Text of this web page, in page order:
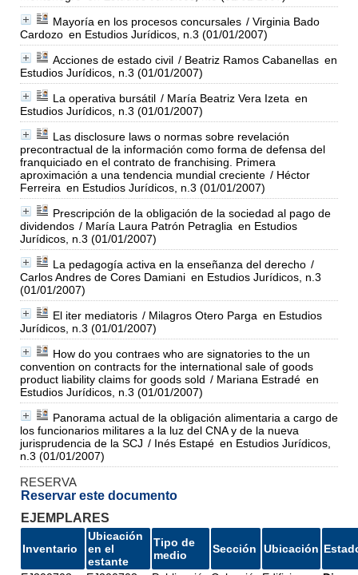
Mayoría en los procesos concursales / Virginia Bado
Cardozo en Estudios Jurídicos, n.3 (01/01/2007)
Acciones de estado civil / Beatriz Ramos Cabanellas en
Estudios Jurídicos, n.3 (01/01/2007)
La operativa bursátil / María Beatriz Vera Izeta en
Estudios Jurídicos, n.3 (01/01/2007)
Las disclosure laws o normas sobre revelación
precontractual de la información como forma de defensa del
franquiciado en el contrato de franchising. Primera
aproximación a una tendencia mundial creciente / Héctor
Ferreira en Estudios Jurídicos, n.3 (01/01/2007)
Prescripción de la obligación de la sociedad al pago de
dividendos / María Laura Patrón Petraglia en Estudios
Jurídicos, n.3 (01/01/2007)
La pedagogía activa en la enseñanza del derecho /
Carlos Andres de Cores Damiani en Estudios Jurídicos, n.3
(01/01/2007)
El iter mediatoris / Milagros Otero Parga en Estudios
Jurídicos, n.3 (01/01/2007)
How do you contraes who are signatories to the un
convention on contracts for the international sale of goods
product liability claims for goods sold / Mariana Estradé en
Estudios Jurídicos, n.3 (01/01/2007)
Panorama actual de la obligación alimentaria a cargo de
los funcionarios militares a la luz del CNA y de la nueva
jurisprudencia de la SCJ / Inés Estapé en Estudios Jurídicos,
n.3 (01/01/2007)
RESERVA
Reservar este documento
EJEMPLARES
Inventario
Ubicación
en el
estante
Tipo de
medio
Sección Ubicación